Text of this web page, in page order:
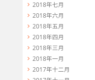
2018年七月
2018年六月
2018年五月
2018年四月
2018年三月
2018年一月
2017年十二月